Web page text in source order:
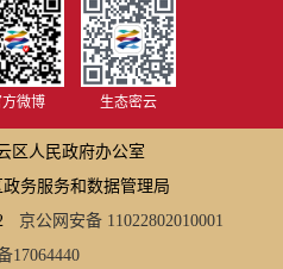
微博 生态密云
区人民政府办公室
务服务和数据管理局
京公网安备 11022802010001
17064440